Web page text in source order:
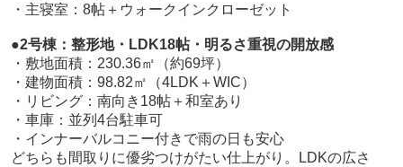
・主寝室：8帖＋ウォークインクローゼット
●2号棟：整形地・LDK18帖・明るさ重視の開放感
・敷地面積：230.36㎡（約69坪）
・建物面積：98.82㎡（4LDK＋WIC）
・リビング：南向き18帖＋和室あり
・車庫：並列4台駐車可
・インナーバルコニー付きで雨の日も安心
どちらも間取りに優劣つけがたい仕上がり。LDKの広さ